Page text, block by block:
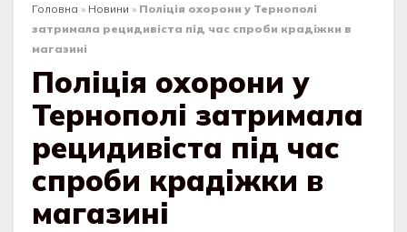
Головна » Новини » Поліція охорони у Тернополі
затримала рецидивіста під час спроби крадіжки в
магазині
Поліція охорони у
Тернополі затримала
рецидивіста під час
спроби крадіжки в
магазині